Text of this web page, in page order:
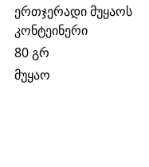
ერთჯერადი მუყაოს
კონტეინერი
80 გრ
მუყაო